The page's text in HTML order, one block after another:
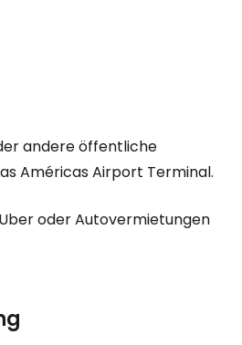
andere öffentliche
Américas Airport Terminal.
oder Autovermietungen